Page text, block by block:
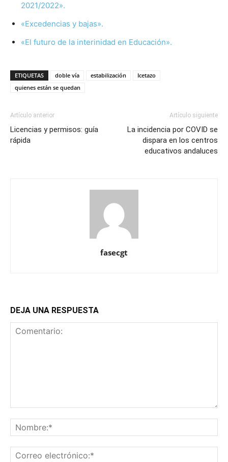
2021/2022».
«Excedencias y bajas».
«El futuro de la interinidad en Educación».
ETIQUETAS doble vía estabilización
Icetazo
quienes están se quedan
Artículo anterior
Licencias y permisos: guía
rápida
Artículo siguiente
La incidencia por COVID se
dispara en los centros
educativos andaluces
fasecgt
DEJA UNA RESPUESTA